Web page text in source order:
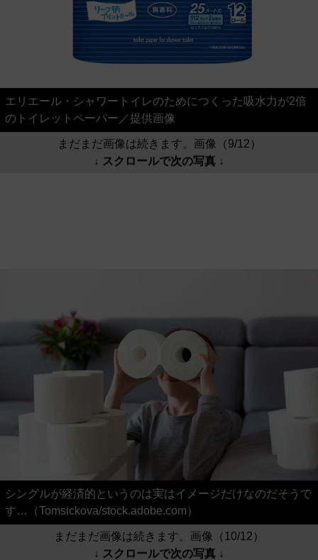
エリエール・シャワートイレのためにつくった吸水力が2倍
のトイレットペーパー／提供画像
まだまだ画像は続きます。画像（9/12）
↓ スクロールで次の写真 ↓
シングルが経済的というのは実はイメージだけなのだそうで
す…（Tomsickova/stock.adobe.com）
まだまだ画像は続きます。画像（10/12）
↓ スクロールで次の写真 ↓